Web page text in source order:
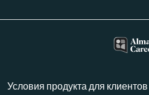
Условия продукта для клиентов